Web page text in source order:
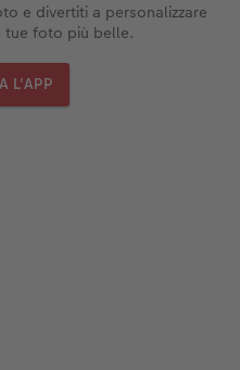
e divertiti a personalizzare
foto più belle.
L'APP